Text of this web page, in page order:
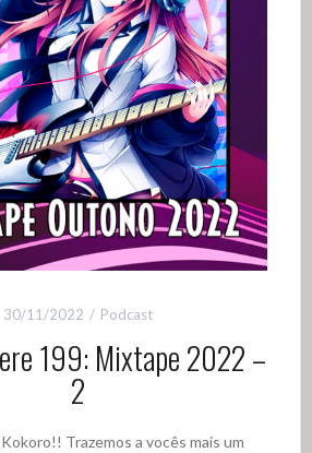
30/11/2022 Podcast
199: Mixtape 2022 –
2
Trazemos a vocês mais um